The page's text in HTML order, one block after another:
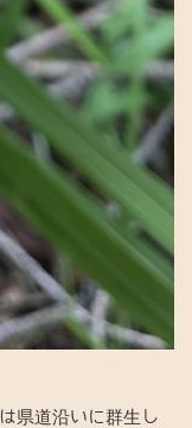
県道沿いに群生し